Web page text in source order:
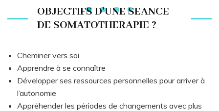
OBJECTIFS D'UNE SEANCE
DE SOMATOTHERAPIE ?
Cheminer vers soi
Apprendre à se connaître
Développer ses ressources personnelles pour arriver à
l’autonomie
Appréhender les périodes de changements avec plus